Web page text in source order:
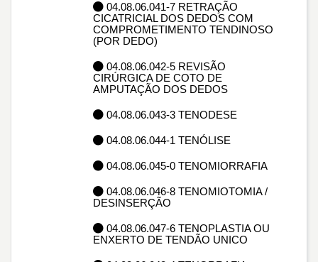
04.08.06.041-7 RETRAÇÃO
CICATRICIAL DOS DEDOS COM
COMPROMETIMENTO TENDINOSO
(POR DEDO)
04.08.06.042-5 REVISÃO
CIRÚRGICA DE COTO DE
AMPUTAÇÃO DOS DEDOS
04.08.06.043-3 TENODESE
04.08.06.044-1 TENÓLISE
04.08.06.045-0 TENOMIORRAFIA
04.08.06.046-8 TENOMIOTOMIA /
DESINSERÇÃO
04.08.06.047-6 TENOPLASTIA OU
ENXERTO DE TENDÃO UNICO